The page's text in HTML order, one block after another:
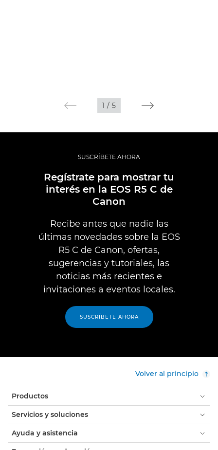
1 / 5
SUSCRÍBETE AHORA
Regístrate para mostrar tu
interés en la EOS R5 C de
Canon
Recibe antes que nadie las
últimas novedades sobre la EOS
R5 C de Canon, ofertas,
sugerencias y tutoriales, las
noticias más recientes e
invitaciones a eventos locales.
SUSCRÍBETE AHORA
Volver al principio
Productos
Servicios y soluciones
Ayuda y asistencia